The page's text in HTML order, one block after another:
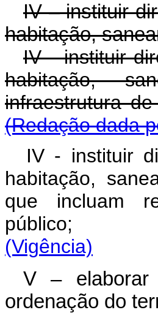
IV – instituir
habitação,
IV - instituir
habitação,
(Redação dada
IV - instituir
habitação,
que incluam
(Vigência)
V – elaborar
ordenação do